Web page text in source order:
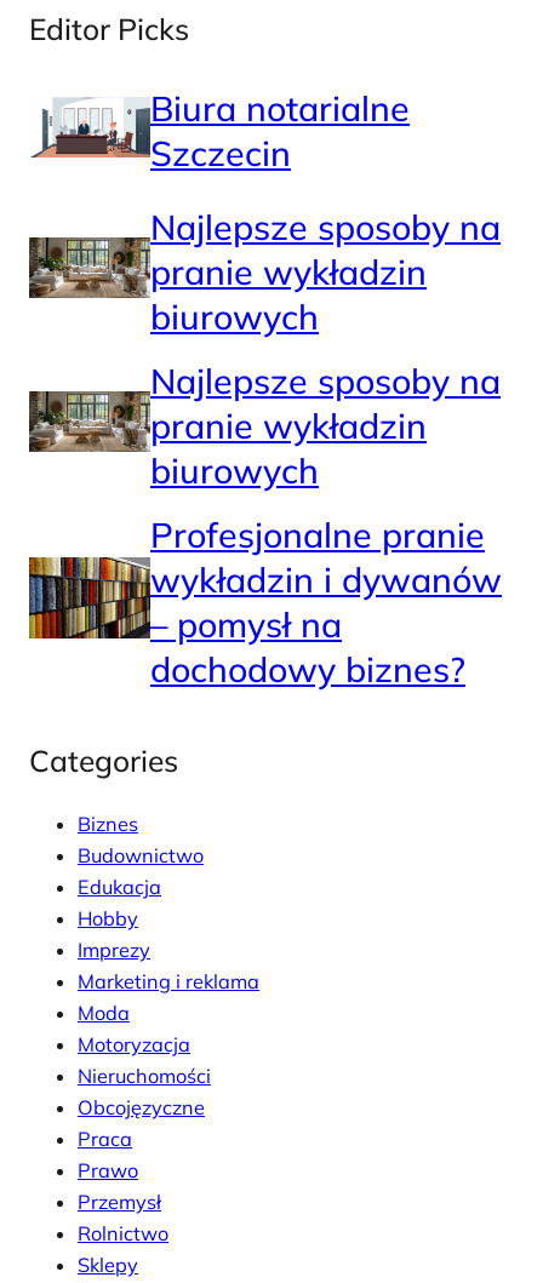
Editor Picks
Biura notarialne
Szczecin
Najlepsze sposoby na
pranie wykładzin
biurowych
Najlepsze sposoby na
pranie wykładzin
biurowych
Profesjonalne pranie
wykładzin i dywanów
– pomysł na
dochodowy biznes?
Categories
Biznes
Budownictwo
Edukacja
Hobby
Imprezy
Marketing i reklama
Moda
Motoryzacja
Nieruchomości
Obcojęzyczne
Praca
Prawo
Przemysł
Rolnictwo
Sklepy